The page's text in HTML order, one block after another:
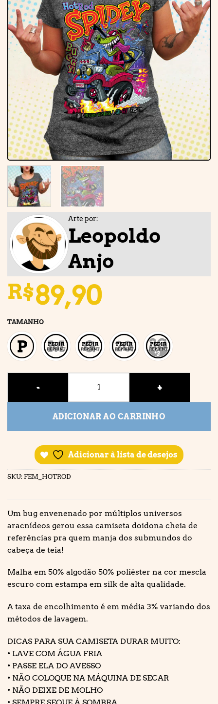
Arte por:
Leopoldo
Anjo
R$89,90
TAMANHO
ADICIONAR AO CARRINHO
Adicionar à lista de desejos
SKU: FEM_HOTROD
Um bug envenenado por múltiplos universos
aracnídeos gerou essa camiseta doidona cheia de
referências pra quem manja dos submundos do
cabeça de teia!
Malha em 50% algodão 50% poliéster na cor mescla
escuro com estampa em silk de alta qualidade.
A taxa de encolhimento é em média 3% variando dos
métodos de lavagem.
DICAS PARA SUA CAMISETA DURAR MUITO:
• LAVE COM ÁGUA FRIA
• PASSE ELA DO AVESSO
• NÃO COLOQUE NA MÁQUINA DE SECAR
• NÃO DEIXE DE MOLHO